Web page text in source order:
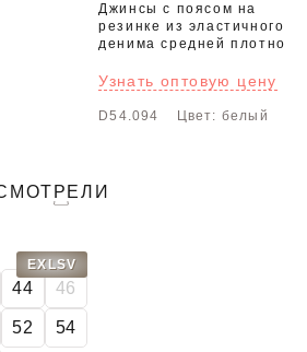
Джинсы с поясом на
резинке из эластичного
денима средней
Узнать оптовую цену
D54.094 Цвет: белый
44 46
52 54
EXLSV